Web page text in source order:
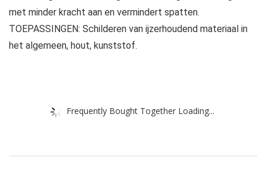
met minder kracht aan en vermindert spatten.
TOEPASSINGEN: Schilderen van ijzerhoudend materiaal in
het algemeen, hout, kunststof.
Frequently Bought Together Loading...